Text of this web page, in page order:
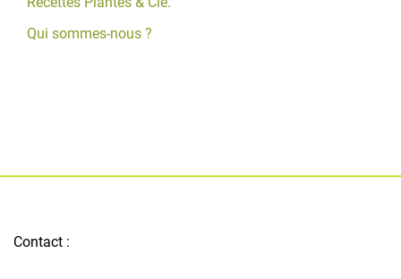
Qui sommes-nous ?
Contact :